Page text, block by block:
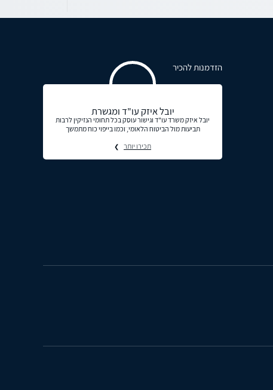
הזדמנות להכיר
יובל איזק עו"ד ומגשרת
יובל איזק משרד עו"ד וגישור עוסק בכל תחומי הנזיקין לרבות
תביעות מול הביטוח הלאומי, וכמו בייפוי כוח מתמשך
תכירו יותר